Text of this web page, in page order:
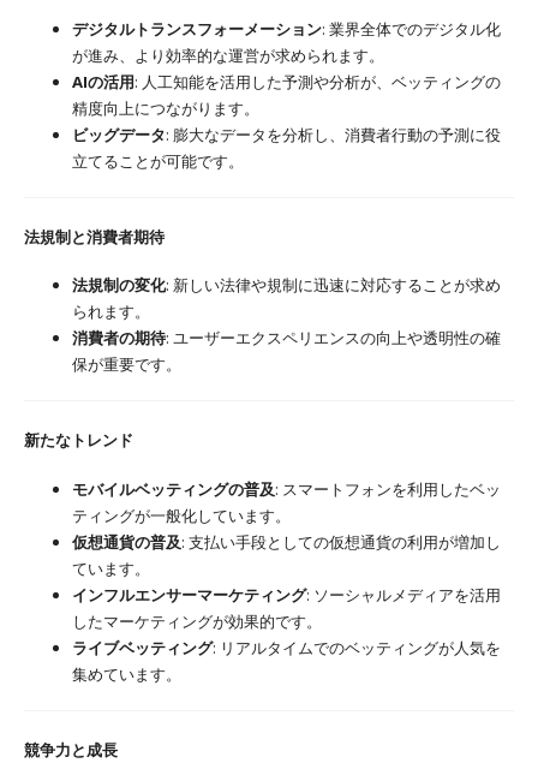
デジタルトランスフォーメーション: 業界全体でのデジタル化
が進み、より効率的な運営が求められます。
AIの活用: 人工知能を活用した予測や分析が、ベッティングの
精度向上につながります。
ビッグデータ: 膨大なデータを分析し、消費者行動の予測に役
立てることが可能です。
法規制と消費者期待
法規制の変化: 新しい法律や規制に迅速に対応することが求め
られます。
消費者の期待: ユーザーエクスペリエンスの向上や透明性の確
保が重要です。
新たなトレンド
モバイルベッティングの普及: スマートフォンを利用したベッ
ティングが一般化しています。
仮想通貨の普及: 支払い手段としての仮想通貨の利用が増加し
ています。
インフルエンサーマーケティング: ソーシャルメディアを活用
したマーケティングが効果的です。
ライブベッティング: リアルタイムでのベッティングが人気を
集めています。
競争力と成長